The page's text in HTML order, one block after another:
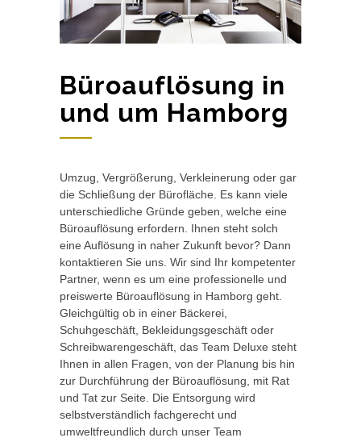
Büroauflösung in
und um Hamborg
Umzug, Vergrößerung, Verkleinerung oder gar
die Schließung der Bürofläche. Es kann viele
unterschiedliche Gründe geben, welche eine
Büroauflösung erfordern. Ihnen steht solch
eine Auflösung in naher Zukunft bevor? Dann
kontaktieren Sie uns. Wir sind Ihr kompetenter
Partner, wenn es um eine professionelle und
preiswerte Büroauflösung in Hamborg geht.
Gleichgültig ob in einer Bäckerei,
Schuhgeschäft, Bekleidungsgeschäft oder
Schreibwarengeschäft, das Team Deluxe steht
Ihnen in allen Fragen, von der Planung bis hin
zur Durchführung der Büroauflösung, mit Rat
und Tat zur Seite. Die Entsorgung wird
selbstverständlich fachgerecht und
umweltfreundlich durch unser Team